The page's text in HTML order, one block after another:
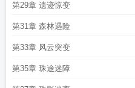
第29章 遗迹惊变
第31章 森林遇险
第33章 风云突变
第35章 珠途迷障